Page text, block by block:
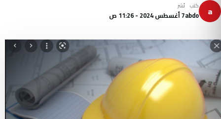
a كتب
abdo
نُشر
7 أغسطس 2024 - 11:26 ص